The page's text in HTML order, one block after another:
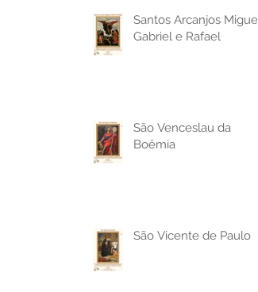
Santos Arcanjos Miguel,
Gabriel e Rafael
São Venceslau da
Boêmia
São Vicente de Paulo